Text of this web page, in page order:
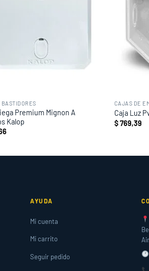
BASTIDORES
Premium Mignon A
Kalop
CAJAS DE
Caja Luz
$769,39
AYUDA
Mi cuenta
Mi carrito
Seguir pedido